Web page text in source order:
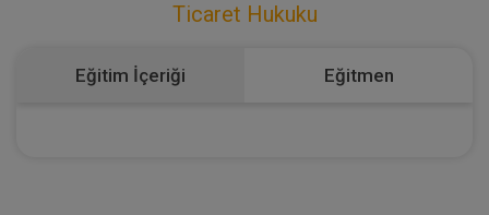
Ticaret Hukuku
Eğitim İçeriği Eğitmen